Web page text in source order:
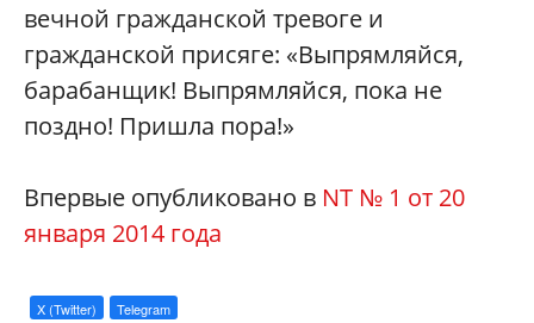
вечной гражданской тревоге и
гражданской присяге: «Выпрямляйся,
барабанщик! Выпрямляйся, пока не
поздно! Пришла пора!»
Впервые опубликовано в NT № 1 от 20
января 2014 года
X (Twitter) Telegram